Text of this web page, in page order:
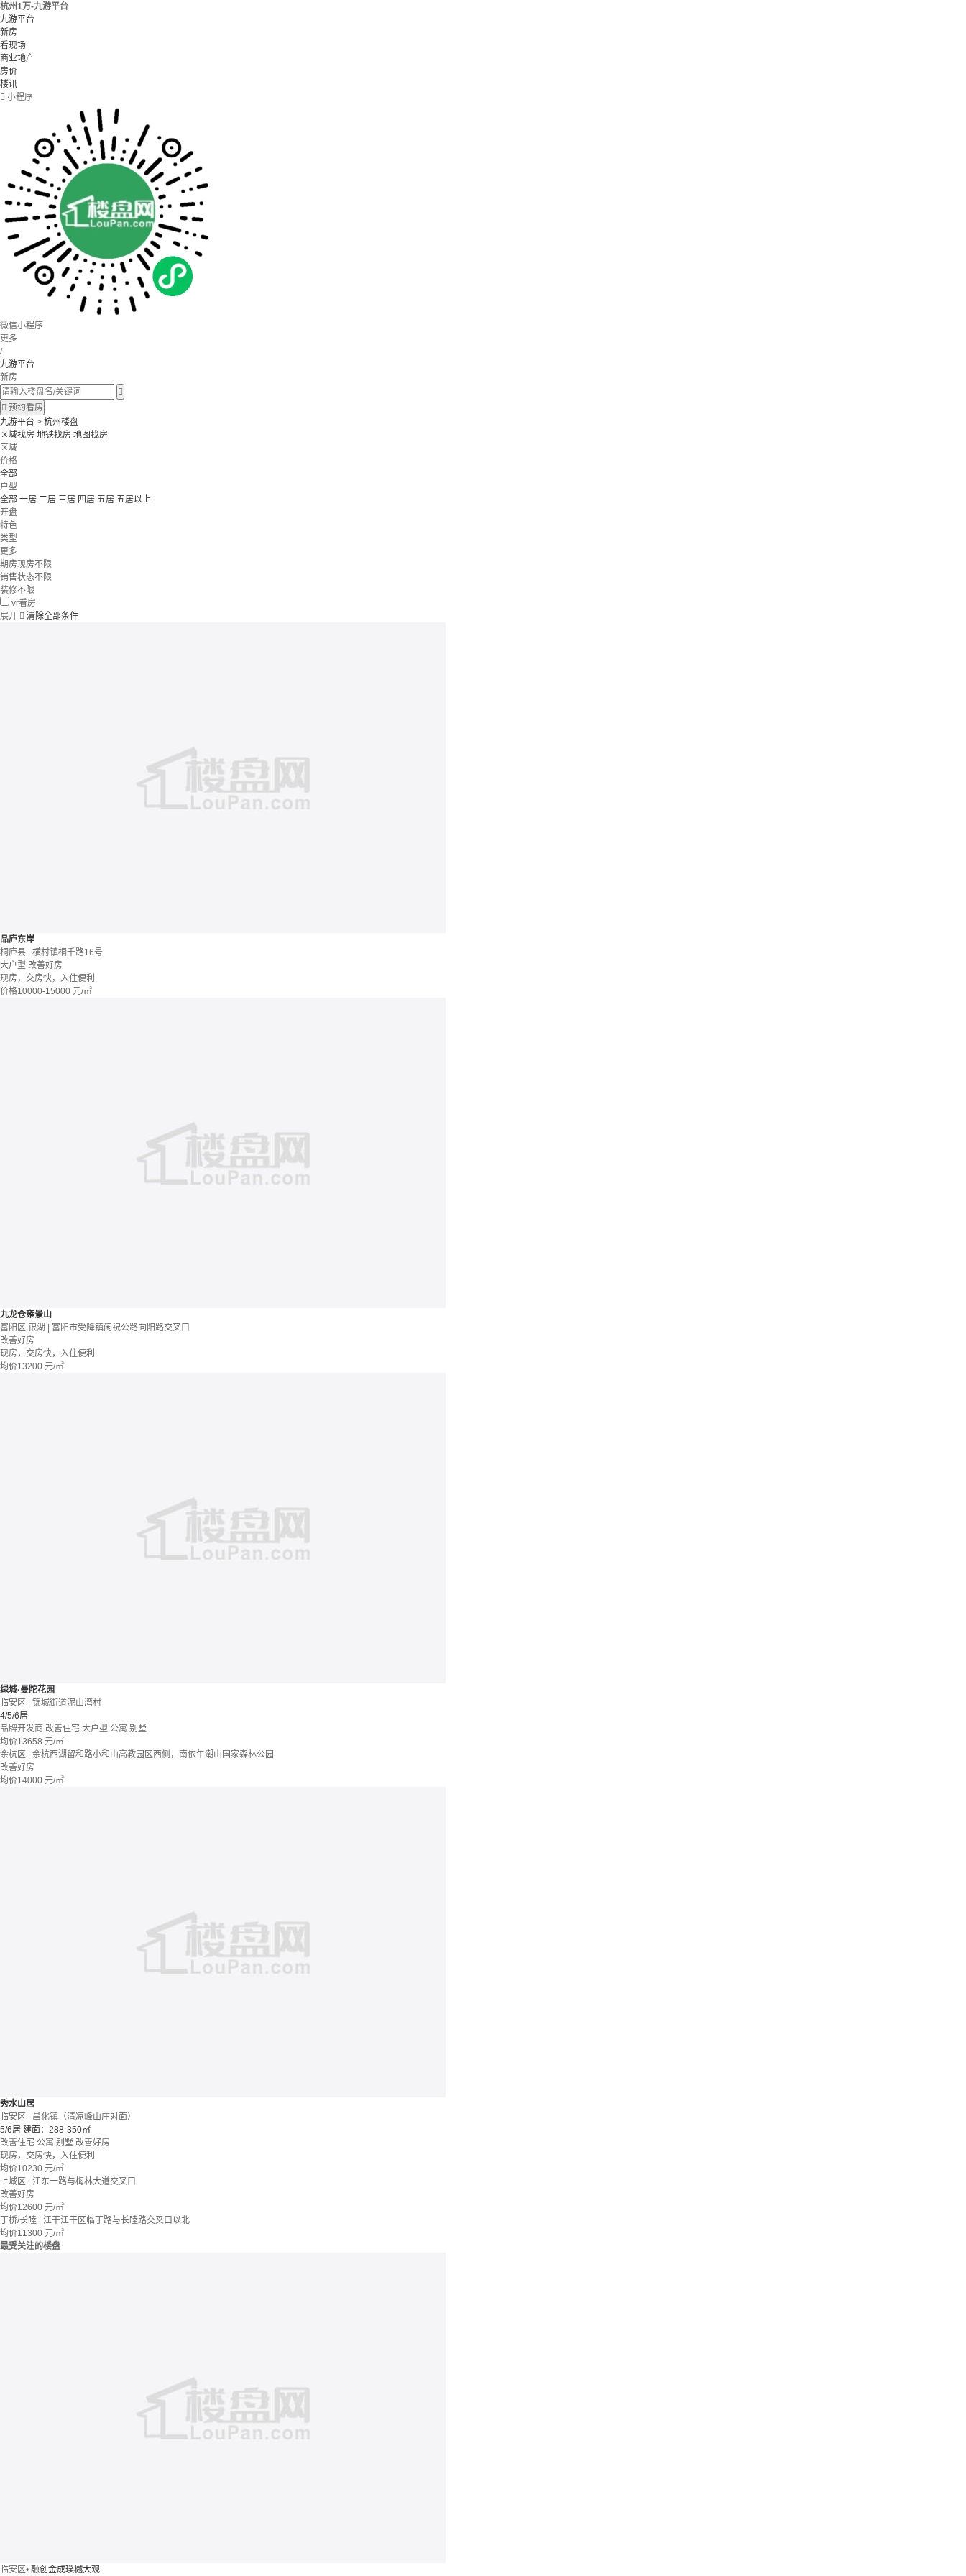
杭州1万-九游平台
九游平台
新房
看现场
商业地产
房价
楼讯
 小程序
微信小程序
更多
/
九游平台
新房

 预约看房
九游平台 > 杭州楼盘
区域找房 地铁找房 地图找房
区域
价格
全部
户型
全部 一居 二居 三居 四居 五居 五居以上
开盘
特色
类型
更多
期房现房不限
销售状态不限
装修不限
vr看房
展开  清除全部条件
品庐东岸
桐庐县 | 横村镇桐千路16号
大户型 改善好房
现房，交房快，入住便利
价格10000-15000 元/㎡
九龙仓雍景山
富阳区 银湖 | 富阳市受降镇闲祝公路向阳路交叉口
改善好房
现房，交房快，入住便利
均价13200 元/㎡
绿城·曼陀花园
临安区 | 锦城街道泥山湾村
4/5/6居
品牌开发商 改善住宅 大户型 公寓 别墅
均价13658 元/㎡
余杭区 | 余杭西湖留和路小和山高教园区西侧，南依午潮山国家森林公园
改善好房
均价14000 元/㎡
秀水山居
临安区 | 昌化镇（清凉峰山庄对面）
5/6居 建面：288-350㎡
改善住宅 公寓 别墅 改善好房
现房，交房快，入住便利
均价10230 元/㎡
上城区 | 江东一路与梅林大道交叉口
改善好房
均价12600 元/㎡
丁桥/长睦 | 江干江干区临丁路与长睦路交叉口以北
均价11300 元/㎡
最受关注的楼盘
临安区• 融创金成璞樾大观